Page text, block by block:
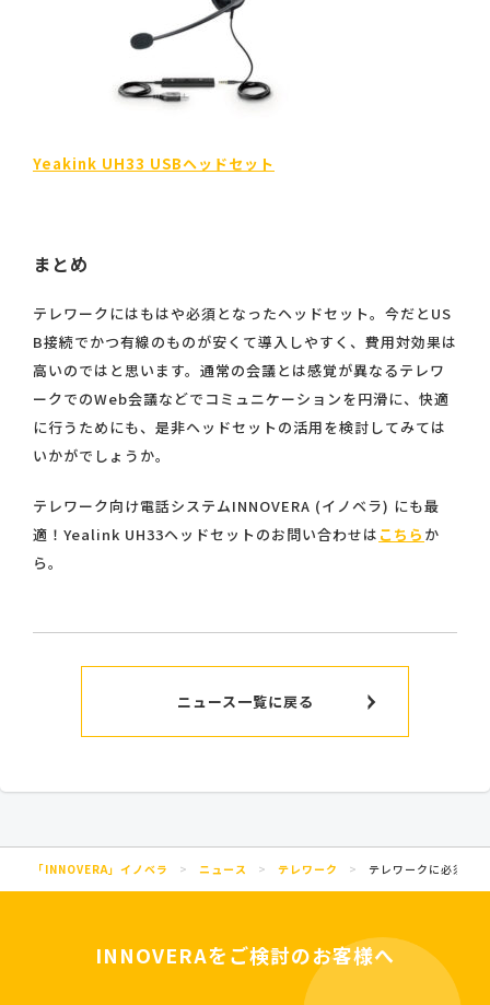
Yeakink UH33 USBヘッドセット
まとめ
テレワークにはもはや必須となったヘッドセット。今だとUS
B接続でかつ有線のものが安くて導入しやすく、費用対効果は
高いのではと思います。通常の会議とは感覚が異なるテレワ
ークでのWeb会議などでコミュニケーションを円滑に、快適
に行うためにも、是非ヘッドセットの活用を検討してみては
いかがでしょうか。
テレワーク向け電話システムINNOVERA (イノベラ) にも最
適！Yealink UH33ヘッドセットのお問い合わせは こちら か
ら。
ニュース一覧に戻る
「INNOVERA」イノベラ > ニュース > テレワーク > テレワークに必須！
INNOVERAをご検討のお客様へ